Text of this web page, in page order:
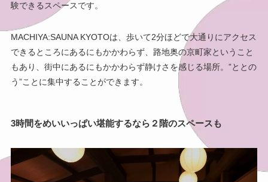
験できるスペースです。
MACHIYA:SAUNA KYOTOは、歩いて2分ほどで大通りにアクセス
できるところにあるにもかかわらず、路地奥の京町家ということ
もあり、街中にあるにもかかわらず静けさを感じる場所。”ととの
う”ことに集中することができます。
3時間をめいいっぱい堪能するなら２階のスペースも